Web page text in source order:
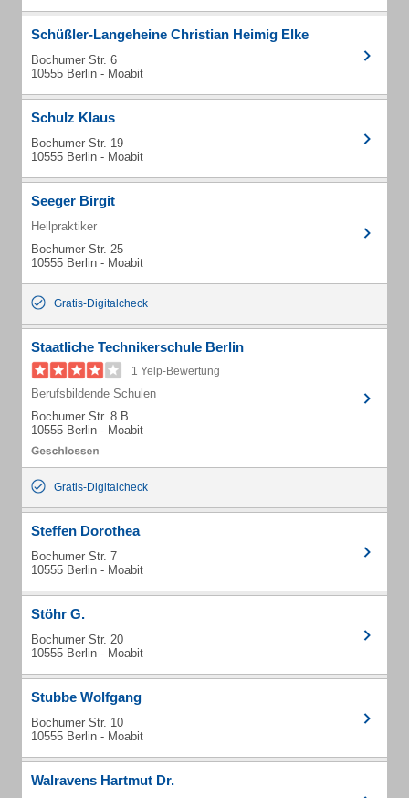
Schüßler-Langeheine Christian Heimig Elke
Bochumer Str. 6
10555 Berlin - Moabit
Schulz Klaus
Bochumer Str. 19
10555 Berlin - Moabit
Seeger Birgit
Heilpraktiker
Bochumer Str. 25
10555 Berlin - Moabit
Gratis-Digitalcheck
Staatliche Technikerschule Berlin
1 Yelp-Bewertung
Berufsbildende Schulen
Bochumer Str. 8 B
10555 Berlin - Moabit
Gratis-Digitalcheck
Steffen Dorothea
Bochumer Str. 7
10555 Berlin - Moabit
Stöhr G.
Bochumer Str. 20
10555 Berlin - Moabit
Stubbe Wolfgang
Bochumer Str. 10
10555 Berlin - Moabit
Walravens Hartmut Dr.